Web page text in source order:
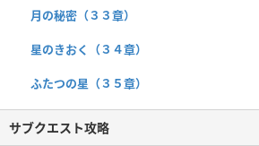
月の秘密（３３章）
星のきおく（３４章）
ふたつの星（３５章）
サブクエスト攻略